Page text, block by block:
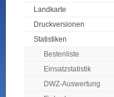
Landkarte
Druckversionen
Statistiken
Bestenliste
Einsatzstatistik
DWZ-Auswertung